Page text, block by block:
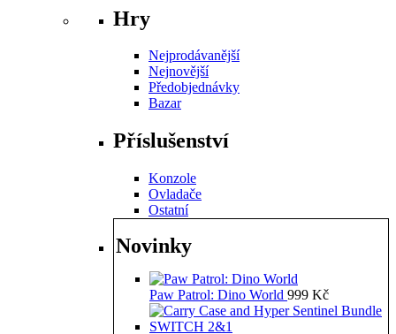
Hry
Nejprodávanější
Nejnovější
Předobjednávky
Bazar
Příslušenství
Konzole
Ovladače
Ostatní
Novinky
Paw Patrol: Dino World 999 Kč